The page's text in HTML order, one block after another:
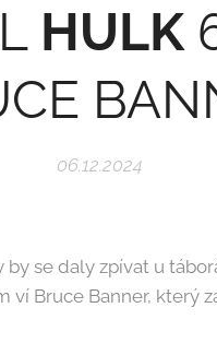
HULK
06.12.2024
se daly zpívat u
ví Bruce Banner, který